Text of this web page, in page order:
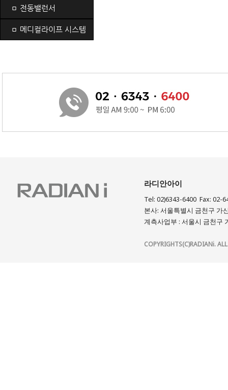
ㅁ 전동밸런서
ㅁ 메디컬라이프 시스템
라디안아이
Tel: 02)6343-6400 Fax:
본사: 서울특별시 금천구 가
계측사업부 : 서울시 금천구
COPYRIGHTS(C)RADIANi. ALL